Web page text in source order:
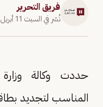
فريق التحرير
نُشر في السبت 11 أبريل 2026
حددت وكالة وزارة
المناسب لتجديد